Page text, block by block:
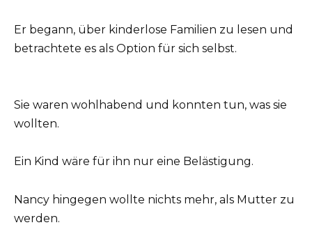
Er begann, über kinderlose Familien zu lesen und
betrachtete es als Option für sich selbst.
Sie waren wohlhabend und konnten tun, was sie
wollten.
Ein Kind wäre für ihn nur eine Belästigung.
Nancy hingegen wollte nichts mehr, als Mutter zu
werden.